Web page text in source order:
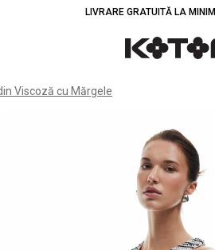
LIVRARE GRATUITĂ LA
Viscoză cu Mărgele